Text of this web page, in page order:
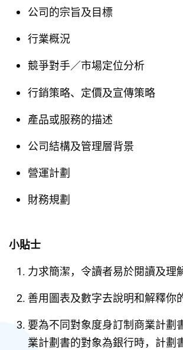
公司的宗旨及目標
行業概況
競爭對手／市場定位分析
行銷策略、定價及宣傳策略
產品或服務的描述
公司結構及管理層背景
營運計劃
財務規劃
小貼士
力求簡潔，令讀者易於閱讀及理
善用圖表及數字去說明和解釋你
要為不同對象度身訂制商業計劃
業計劃書的對象為銀行時，計劃